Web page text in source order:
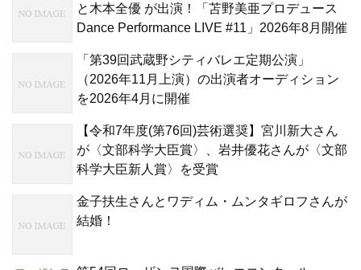
と木本全優 が出演！「苫野美亜プロデュース
Dance Performance LIVE #11」2026年8月開催
「第39回武蔵野シティバレエ定期公演」
（2026年11月上演）の出演者オーディション
を2026年4月に開催
【令和7年度(第76回)芸術選奨】宮川新大さん
が〈文部科学大臣賞〉、岩井優花さんが〈文部
科学大臣新人賞〉を受賞
金子扶生さんとワディム・ムンタギロフさんが
結婚！